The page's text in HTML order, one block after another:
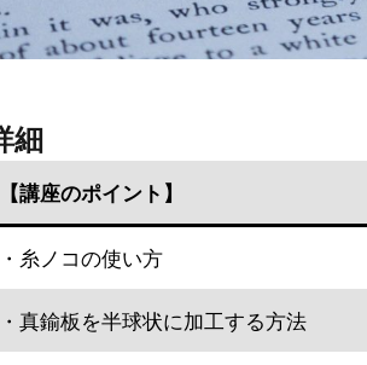
細
【講座のポイント】
・糸ノコの使い方
・真鍮板を半球状に加工する方法